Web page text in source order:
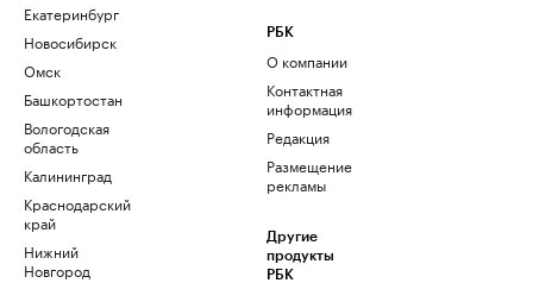
Екатеринбург
Новосибирск
Омск
Башкортостан
Вологодская
область
Калининград
Краснодарский
край
Нижний
Новгород
РБК
О компании
Контактная
информация
Редакция
Размещение
рекламы
Другие
продукты
РБК